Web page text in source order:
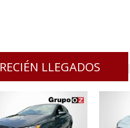
RECIÉN LLEGADOS